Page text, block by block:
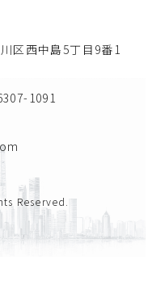
区西中島5丁目9番1
1091
Reserved.